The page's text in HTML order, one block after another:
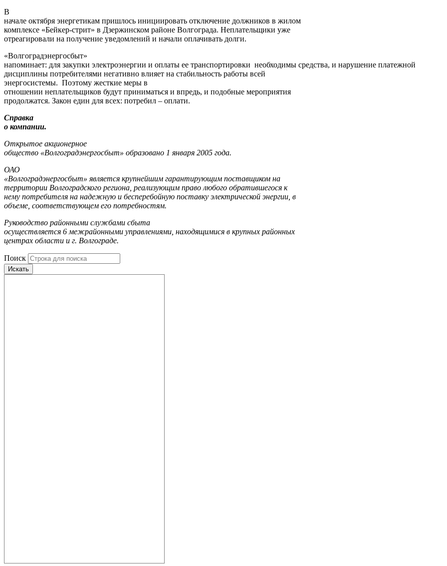
В
начале октября энергетикам пришлось инициировать отключение должников в жилом
комплексе «Бейкер-стрит» в Дзержинском районе Волгограда. Неплательщики уже
отреагировали на получение уведомлений и начали оплачивать долги.
«Волгоградэнергосбыт»
напоминает: для закупки электроэнергии и оплаты ее транспортировки необходимы средства, и нарушение платежной
дисциплины потребителями негативно влияет на стабильность работы всей
энергосистемы. Поэтому жесткие меры в
отношении неплательщиков будут приниматься и впредь, и подобные мероприятия
продолжатся. Закон един для всех: потребил – оплати.
Справка
о компании.
Открытое акционерное
общество «Волгоградэнергосбыт» образовано 1 января 2005 года.
ОАО
«Волгоградэнергосбыт» является крупнейшим гарантирующим поставщиком на
территории Волгоградского региона, реализующим право любого обратившегося к
нему потребителя на надежную и бесперебойную поставку электрической энергии, в
объеме, соответствующем его потребностям.
Руководство районными службами сбыта
осуществляется 6 межрайонными управлениями, находящимися в крупных районных
центрах области и г. Волгограде.
Поиск
Искать